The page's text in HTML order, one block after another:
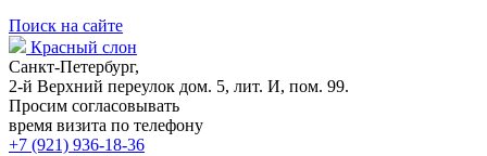
Поиск на сайте
Красный слон
Санкт-Петербург,
2-й Верхний переулок дом. 5, лит. И, пом. 99.
Просим согласовывать
время визита по телефону
+7 (921) 936-18-36